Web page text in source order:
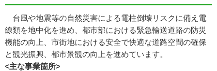
台風や地震等の自然災害による電柱倒壊リスクに備え電
線類を地中化を進め、都市部における緊急輸送道路の防災
機能の向上、市街地における安全で快適な道路空間の確保
と観光振興、都市景観の向上を進めています。
<主な事業箇所>